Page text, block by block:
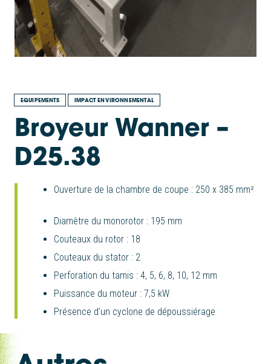
EQUIPEMENTS IMPACT ENVIRONNEMENTAL
Broyeur Wanner –
D25.38
Ouverture de la chambre de coupe : 250 x 385 mm²
Diamètre du monorotor : 195 mm
Couteaux du rotor : 18
Couteaux du stator : 2
Perforation du tamis : 4, 5, 6, 8, 10, 12 mm
Puissance du moteur : 7,5 kW
Présence d’un cyclone de dépoussiérage